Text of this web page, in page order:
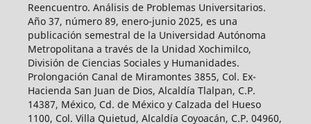
Reencuentro. Análisis de Problemas Universitarios.
Año 37, número 89, enero-junio 2025, es una
publicación semestral de la Universidad Autónoma
Metropolitana a través de la Unidad Xochimilco,
División de Ciencias Sociales y Humanidades.
Prolongación Canal de Miramontes 3855, Col. Ex-
Hacienda San Juan de Dios, Alcaldía Tlalpan, C.P.
14387, México, Cd. de México y Calzada del Hueso
1100, Col. Villa Quietud, Alcaldía Coyoacán, C.P. 04960,